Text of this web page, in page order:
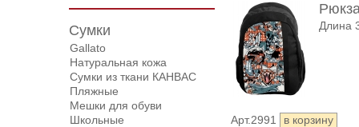
Сумки
Gallato
Натуральная кожа
Сумки из ткани КАНВАС
Пляжные
Мешки для обуви
Школьные
Длина
Арт.2991